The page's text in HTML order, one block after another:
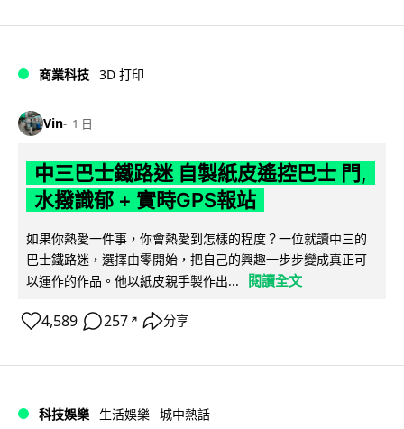
商業科技 3D 打印
Vin 1 日
中三巴士鐵路迷 自製紙皮遙控巴士 門,
水撥識郁 + 實時GPS報站
如果你熱愛一件事，你會熱愛到怎樣的程度？一位就讀中三的
巴士鐵路迷，選擇由零開始，把自己的興趣一步步變成真正可
以運作的作品。他以紙皮親手製作出...
閱讀全文
4,589 257 ↗ 分享
科技娛樂 生活娛樂 城中熱話